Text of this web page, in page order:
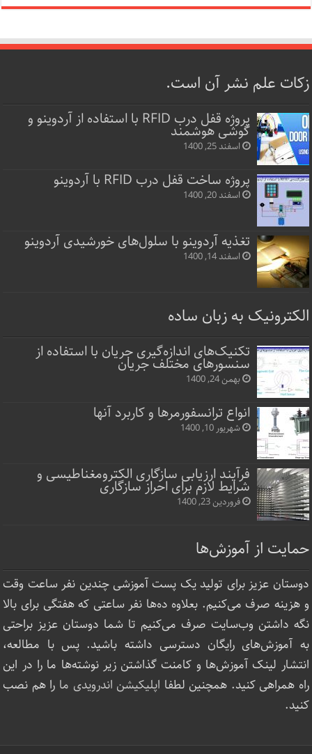
زکات علم نشر آن است.
پروژه قفل‌ درب RFID با استفاده از آردوینو و
گوشی هوشمند
اسفند 25, 1400
پروژه ساخت قفل‌ درب RFID با آردوینو
اسفند 20, 1400
تغذیه آردوینو با سلول‌های خورشیدی آردوینو
اسفند 14, 1400
الکترونیک به زبان ساده
تکنیک‌های اندازه‌گیری جریان با استفاده از
سنسورهای مختلف جریان
بهمن 24, 1400
انواع ترانسفورمرها و کاربرد آنها
شهریور 10, 1400
فرآیند ارزیابی سازگاری الکترومغناطیسی و
شرایط لازم برای احراز سازگاری
فروردین 23, 1400
حمایت از آموزش‌ها
دوستان عزیز برای تولید یک پست آموزشی چندین نفر ساعت‌ وقت
و هزینه صرف می‌کنیم. بعلاوه ده‌ها نفر ساعتی که هفتگی برای بالا
نگه داشتن وب‌سایت صرف ‌می‌کنیم تا شما دوستان عزیز براحتی
به آموزش‌های رایگان دسترسی داشته باشید. پس با مطالعه،
انتشار لینک‌ آموزش‌ها و کامنت گذاشتن زیر نوشته‌‌ها ما را در این
راه همراهی کنید. همچنین لطفا اپلیکیشن اندرویدی ما را هم نصب
کنید.